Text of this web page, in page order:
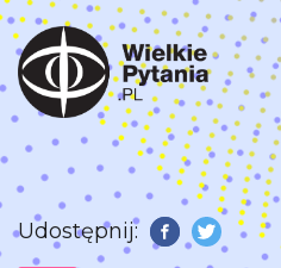
Udostępnij: Facebook
Twitter